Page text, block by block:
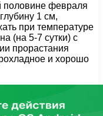
половине февраля
1 см,
при температуре
(на 5-7 сутки) с
прорастания
и хорошо